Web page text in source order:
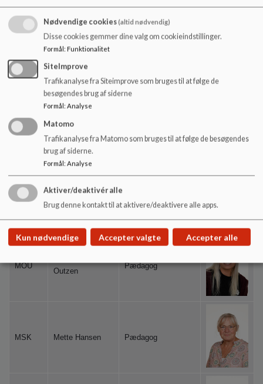
MHS
Mathilde
Hosbond Bach
MHV
Hvilsom
MNI Maiken Nielsen
MOU
Outzen
Pædagog
MSK Mette Hansen Pædagog
Nødvendige cookies(altid nødvendig)
Disse cookies gemmer dine valg om cookieindstillinger.
Formål: Funktionalitet
SiteImprove
Trafikanalyse fra Siteimprove som bruges til at følge de
besøgendes brug af siderne
Formål : Analyse
Matomo
Trafikanalyse fra Matomo som bruges til at følge de besøgendes
brug af siderne.
Formål: Analyse
Aktiver/deaktivér alle
Brug denne kontakt til at aktivere/deaktivere alle apps.
Kun nødvendige Accepter valgte Accepter alle